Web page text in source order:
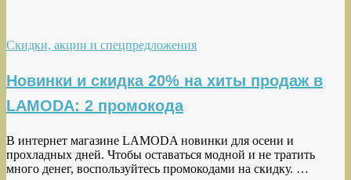
Скидки, акции и спецпредложения
Новинки и скидка 20% на хиты продаж в
LAMODA: 2 промокода
В интернет магазине LAMODA новинки для осени и
прохладных дней. Чтобы оставаться модной и не тратить
много денег, воспользуйтесь промокодами на скидку. …